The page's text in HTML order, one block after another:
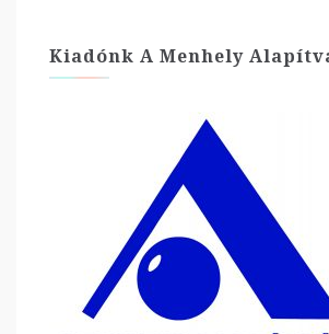
Kiadónk A Menhely